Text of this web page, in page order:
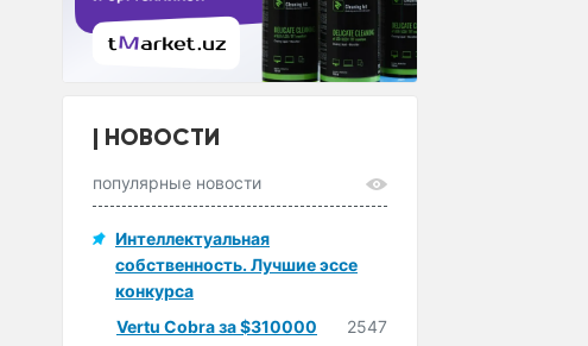
НОВОСТИ
популярные новости
Интеллектуальная
собственность. Лучшие эссе
конкурса
Vertu Cobra за $310000
2547